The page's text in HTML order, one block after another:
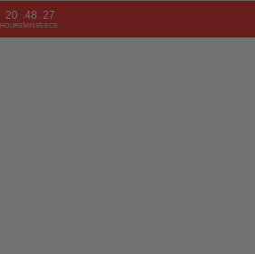
20
HOURS:48
MINS: 26
SECS